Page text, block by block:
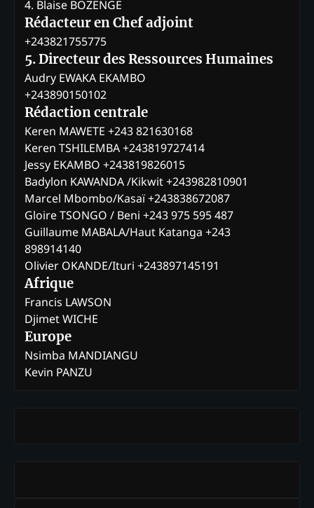
4. Blaise BOZENGE
Rédacteur en Chef adjoint
+243821755775
5. Directeur des Ressources Humaines
Audry EWAKA EKAMBO
+243890150102
Rédaction centrale
Keren MAWETE +243 821630168
Keren TSHILEMBA +243819727414
Jessy EKAMBO +243819826015
Badylon KAWANDA /Kikwit +243982810901
Marcel Mbombo/Kasaï +243838672087
Gloire TSONGO / Beni +243 975 595 487
Guillaume MABALA/Haut Katanga +243
898914140
Olivier OKANDE/Ituri +243897145191
Afrique
Francis LAWSON
Djimet WICHE
Europe
Nsimba MANDIANGU
Kevin PANZU